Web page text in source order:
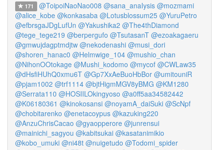
171 @ToipoiNaoNao008 @sana_anaIysis @mozmami
@alice_kobe @konkasaba @Lotusblossum25 @YuruPetro
@efbrsgaJDgLufUn @Yakushika2 @The4thDiamond
@tege_tege219 @berpergufo @TsutasanT @ezoakagaeru
@gmwujdagptmdjtw @nekodenashi @musi_dori
@shoren_hanac0 @Helmwige_104 @mushio_chan
@NihonOOtokage @Mushi_kodomo @mycof @CWLaw35
@dHsfiHUhQ0xmu6T @Gp7XxAeBuoHbBor @umitouniR
@pjam1002 @trf1114 @bjtHigmMGV8yBMG @KM1280
@Serrata110 @HOSIILOkingyoso @a0ff5aa34582442
@K06180361 @kinokosansi @noyamA_daiSuki @ScNpf
@chobitarenko @enetacoypus @kazuking220
@AnzuChrisCacao @gyaopperore @junrensui
@mainichi_sagyou @kabitsukai @kasatanimikio
@kobo_umuki @ni48t @nuigetudo @Todomi_spider